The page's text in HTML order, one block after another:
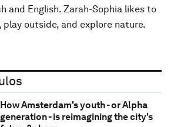
and English. Zarah-Sophia likes to
play outside, and explore nature.
How Amsterdam's youth - or Alpha
generation - is reimagining the city's